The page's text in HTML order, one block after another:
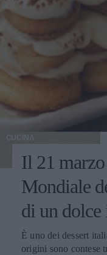
CUCINA
Il 21
Mondiale
di un
È uno dei dessert
origini sono contese